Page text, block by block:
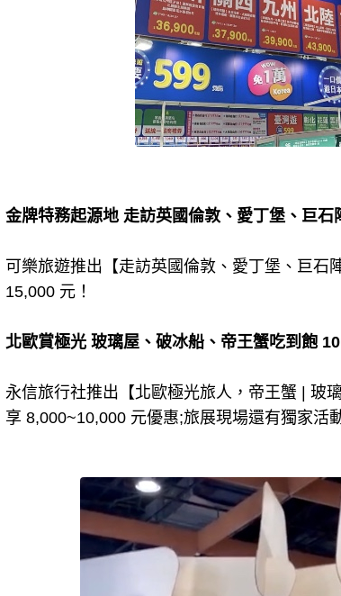
金牌特務起源地 走訪英國倫敦、愛丁堡、巨
可樂旅遊推出【走訪英國倫敦、愛丁堡、巨石
15,000 元！
北歐賞極光 玻璃屋、破冰船、帝王蟹吃到飽
永信旅行社推出【北歐極光旅人，帝王蟹 | 玻
享 8,000~10,000 元優惠;旅展現場還有獨家活